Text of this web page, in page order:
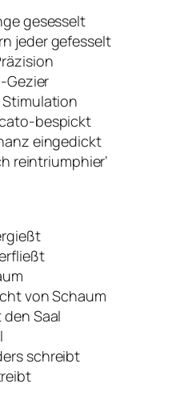
gesesselt
jeder gefesselt
Gezier
bespickt
eingedickt
reintriumphier‘
von Schaum
Saal
schreibt